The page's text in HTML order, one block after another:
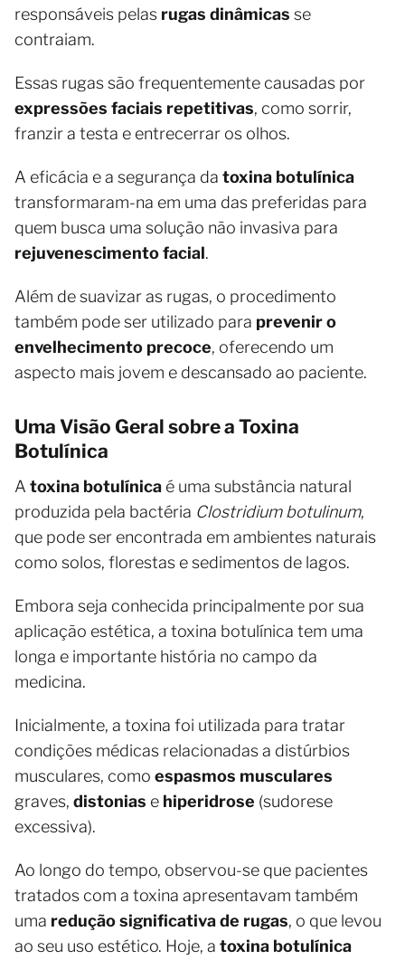
responsáveis pelas rugas dinâmicas se
contraiam.
Essas rugas são frequentemente causadas por
expressões faciais repetitivas, como sorrir,
franzir a testa e entrecerrar os olhos.
A eficácia e a segurança da toxina botulínica
transformaram-na em uma das preferidas para
quem busca uma solução não invasiva para
rejuvenescimento facial.
Além de suavizar as rugas, o procedimento
também pode ser utilizado para prevenir o
envelhecimento precoce, oferecendo um
aspecto mais jovem e descansado ao paciente.
Uma Visão Geral sobre a Toxina
Botulínica
A toxina botulínica é uma substância natural
produzida pela bactéria Clostridium botulinum,
que pode ser encontrada em ambientes naturais
como solos, florestas e sedimentos de lagos.
Embora seja conhecida principalmente por sua
aplicação estética, a toxina botulínica tem uma
longa e importante história no campo da
medicina.
Inicialmente, a toxina foi utilizada para tratar
condições médicas relacionadas a distúrbios
musculares, como espasmos musculares
graves, distonias e hiperidrose (sudorese
excessiva).
Ao longo do tempo, observou-se que pacientes
tratados com a toxina apresentavam também
uma redução significativa de rugas, o que levou
ao seu uso estético. Hoje, a toxina botulínica